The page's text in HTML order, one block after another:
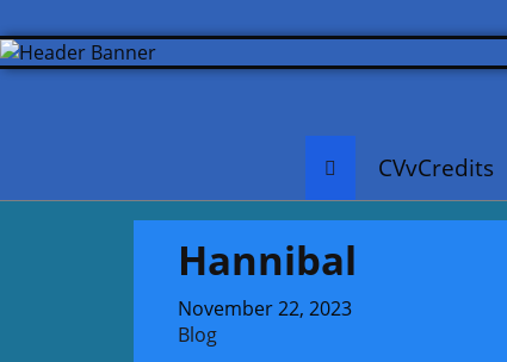
CVvCredits
Hannibal
November 22, 2023
Blog